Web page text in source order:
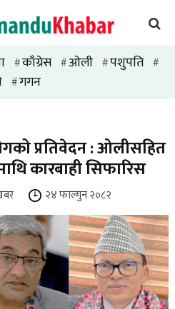
#काँग्रेस #ओली #पशुपति #
#गगन
प्रतिवेदन : ओलीसहित
कारबाही सिफारिस
२४ फाल्गुन २०८२